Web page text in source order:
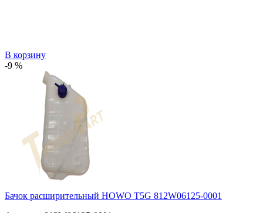
В корзину
-9 %
Бачок расширительный HOWO T5G 812W06125-0001